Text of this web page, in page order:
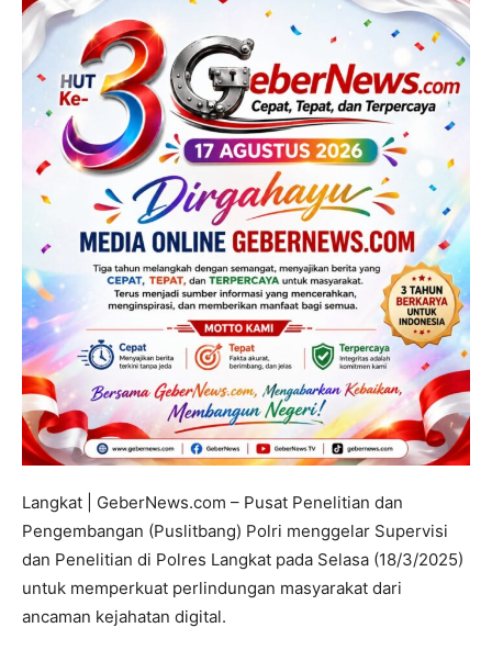
Langkat | GeberNews.com – Pusat Penelitian dan
Pengembangan (Puslitbang) Polri menggelar Supervisi
dan Penelitian di Polres Langkat pada Selasa (18/3/2025)
untuk memperkuat perlindungan masyarakat dari
ancaman kejahatan digital.